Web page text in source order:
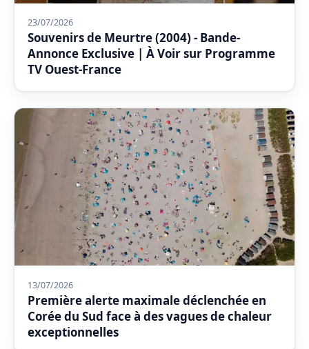
23/07/2026
Souvenirs de Meurtre (2004) - Bande-
Annonce Exclusive | À Voir sur Programme
TV Ouest-France
13/07/2026
Première alerte maximale déclenchée en
Corée du Sud face à des vagues de chaleur
exceptionnelles